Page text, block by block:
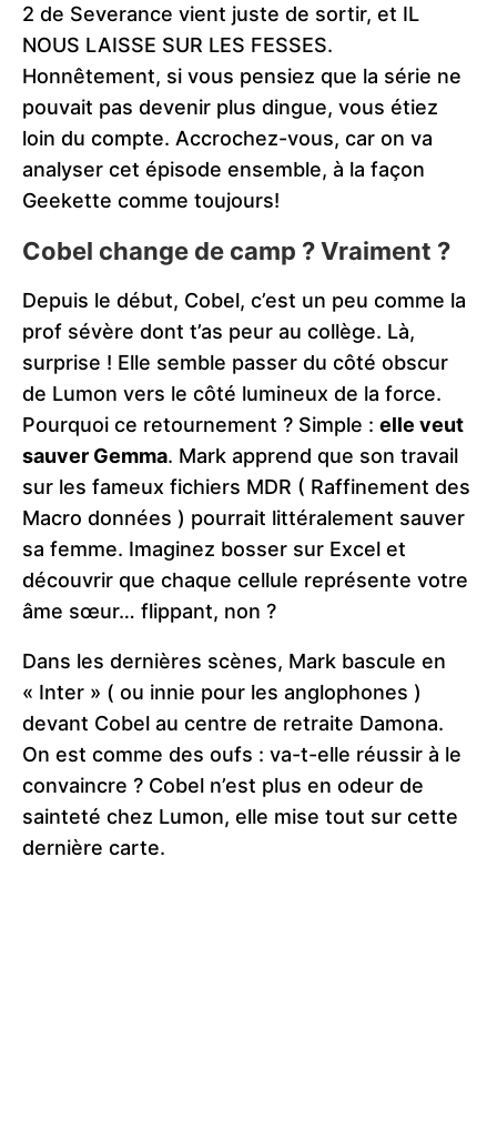
2 de Severance vient juste de sortir, et IL
NOUS LAISSE SUR LES FESSES.
Honnêtement, si vous pensiez que la série ne
pouvait pas devenir plus dingue, vous étiez
loin du compte. Accrochez-vous, car on va
analyser cet épisode ensemble, à la façon
Geekette comme toujours!
Cobel change de camp ? Vraiment ?
Depuis le début, Cobel, c’est un peu comme la
prof sévère dont t’as peur au collège. Là,
surprise ! Elle semble passer du côté obscur
de Lumon vers le côté lumineux de la force.
Pourquoi ce retournement ? Simple : elle veut
sauver Gemma. Mark apprend que son travail
sur les fameux fichiers MDR ( Raffinement des
Macro données ) pourrait littéralement sauver
sa femme. Imaginez bosser sur Excel et
découvrir que chaque cellule représente votre
âme sœur… flippant, non ?
Dans les dernières scènes, Mark bascule en
« Inter » ( ou innie pour les anglophones )
devant Cobel au centre de retraite Damona.
On est comme des oufs : va-t-elle réussir à le
convaincre ? Cobel n’est plus en odeur de
sainteté chez Lumon, elle mise tout sur cette
dernière carte.